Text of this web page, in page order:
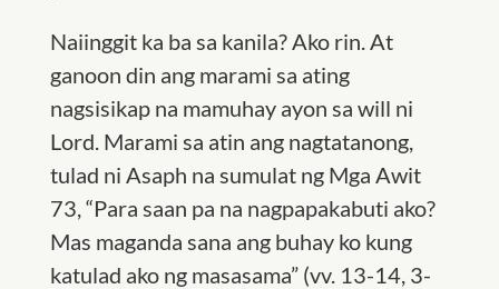
Naiinggit ka ba sa kanila? Ako rin. At
ganoon din ang marami sa ating
nagsisikap na mamuhay ayon sa will ni
Lord. Marami sa atin ang nagtatanong,
tulad ni Asaph na sumulat ng Mga Awit
73, “Para saan pa na nagpapakabuti ako?
Mas maganda sana ang buhay ko kung
katulad ako ng masasama” (vv. 13-14, 3-